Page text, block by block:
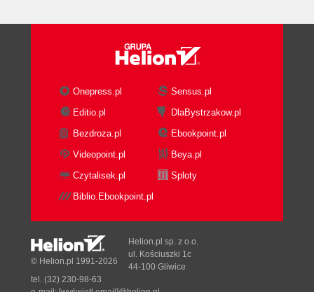
Onepress.pl
Sensus.pl
Editio.pl
DlaBystrzakow.pl
Bezdroza.pl
Ebookpoint.pl
Videopoint.pl
Beya.pl
Czytalisek.pl
Sploty
Biblio.Ebookpoint.pl
© Helion.pl 1991-2026
Helion.pl sp. z o.o.
ul. Kościuszki 1c
44-100 Gliwice
tel. (32) 230-98-63